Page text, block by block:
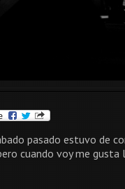
pasado estuvo de
cuando voy me